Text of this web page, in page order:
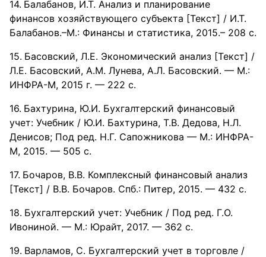
Балабанов, И.Т. Анализ и планирование
финансов хозяйствующего субъекта [Текст] / И.Т.
Балабанов.–М.: Финансы и статистика, 2015.– 208 с.
Басовский, Л.Е. Экономический анализ [Текст] /
Л.Е. Басовский, А.М. Лунева, А.Л. Басовский. — М.:
ИНФРА-М, 2015 г. — 222 с.
Бахтурина, Ю.И. Бухгалтерский финансовый
учет: Учебник / Ю.И. Бахтурина, Т.В. Дедова, Н.Л.
Денисов; Под ред. Н.Г. Сапожникова — М.: ИНФРА-
М, 2015. — 505 c.
Бочаров, В.В. Комплексный финансовый анализ
[Текст] / В.В. Бочаров. Спб.: Питер, 2015. — 432 с.
Бухгалтерский учет: Учебник / Под ред. Г.О.
Ивониной. — М.: Юрайт, 2017. — 362 с.
Варламов, С. Бухгалтерский учет в торговле /